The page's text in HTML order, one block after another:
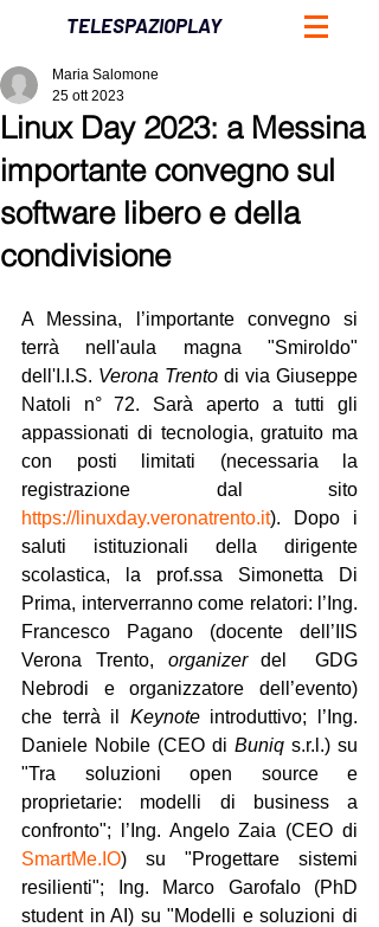
TELESPAZIOPLAY
Linux Day 2023: a Messina
importante convegno sul
software libero e della
condivisione
Maria Salomone
25 ott 2023
A Messina, l’importante convegno si
terrà nell'aula magna "Smiroldo"
dell'I.I.S. Verona Trento di via Giuseppe
Natoli n° 72. Sarà aperto a tutti gli
appassionati di tecnologia, gratuito ma
con posti limitati (necessaria la
https://linuxday.veronatrento.it). Dopo i
saluti istituzionali della dirigente
scolastica, la prof.ssa Simonetta Di
Prima, interverranno come relatori: l’Ing.
Francesco Pagano (docente dell’IIS
Verona Trento, organizer del  GDG
Nebrodi e organizzatore dell’evento)
che terrà il Keynote introduttivo; l’Ing.
Daniele Nobile (CEO di Buniq s.r.l.) su
"Tra soluzioni open source e
proprietarie: modelli di business a
SmartMe.IO) su "Progettare sistemi
resilienti"; Ing. Marco Garofalo (PhD
student in AI) su "Modelli e soluzioni di